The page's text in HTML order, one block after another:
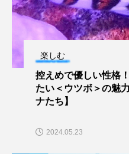
在来生物 地域名
大分県 天然記念物
宍道湖自然館ゴビウス
寄生虫 対馬
楽しむ
控えめで優しい性格
たい＜ウツボ＞の魅
ナたち】
2024.05.23